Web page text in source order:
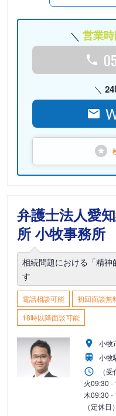
営業
弁護士法人愛
所 小牧事務所
相続問題における「精神
す
電話相談可能 初回面談無
18時以降面談可能
小牧
小牧
（
火09:30 -
木09:30 -
（定休